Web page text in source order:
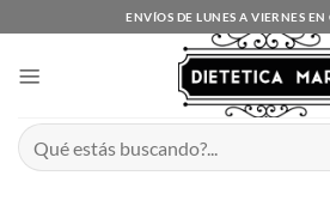
al
ENVÍOS DE LUNES A VIERNES EN
Buscar
por: